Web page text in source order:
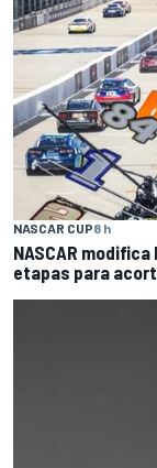
NASCAR CUP8 h
NASCAR
etapas para